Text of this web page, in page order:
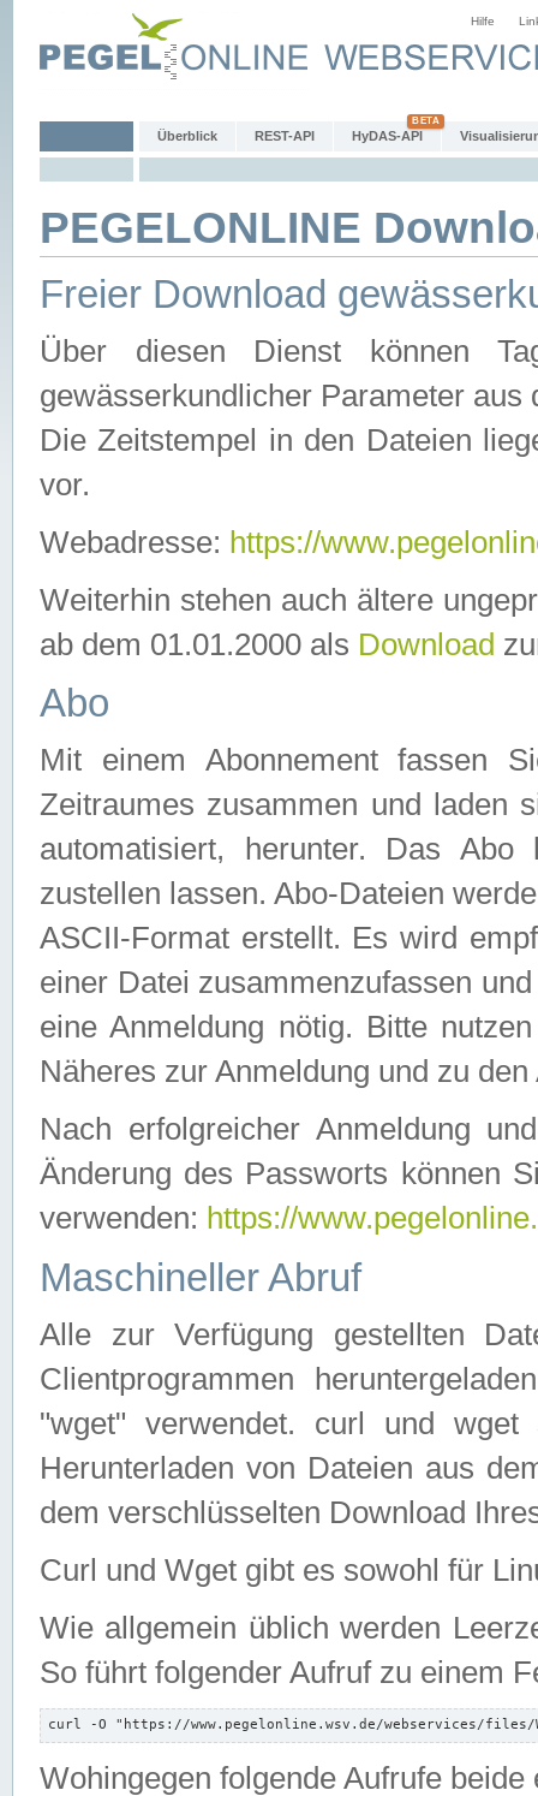
Hilfe
Überblick REST-API HyDAS-API
PEGELONLINE
Freier Download
Über diesen Dienst können
gewässerkundlicher Parameter aus
Die Zeitstempel in den Dateien
vor.
Webadresse: https://
Weiterhin stehen auch ältere
ab dem 01.01.2000 als Download
Abo
Mit einem Abonnement fassen
Zeitraumes zusammen und laden
automatisiert, herunter. Das
zustellen lassen. Abo-Dateien
ASCII-Format erstellt. Es wird
einer Datei zusammenzufassen
eine Anmeldung nötig. Bitte
Näheres zur Anmeldung und zu
Nach erfolgreicher Anmeldung
Änderung des Passworts können
verwenden: https://
Maschineller Abruf
Alle zur Verfügung gestellten
Clientprogrammen
"wget" verwendet. curl und wget
Herunterladen von Dateien aus
dem verschlüsselten Download
Curl und Wget gibt es sowohl für
Wie allgemein üblich werden
So führt folgender Aufruf zu einem
curl -O "https://www.pegelonline.wsv.de/webservices/files/
Wohingegen folgende Aufrufe beide